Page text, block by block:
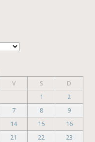
V S
D
1
2
7 8
9
14 15
16
21 22
23